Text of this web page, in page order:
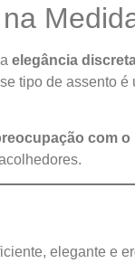
elegância
tipo de assento
com o
elegante e